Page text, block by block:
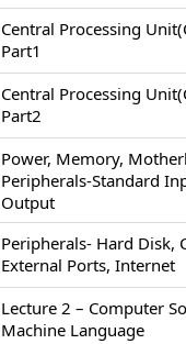
Central Processing
Part1
Central Processing
Part2
Power, Memory,
Peripherals-Standard
Output
Peripherals- Hard Disk,
External Ports, Internet
Lecture 2 – Computer
Machine Language